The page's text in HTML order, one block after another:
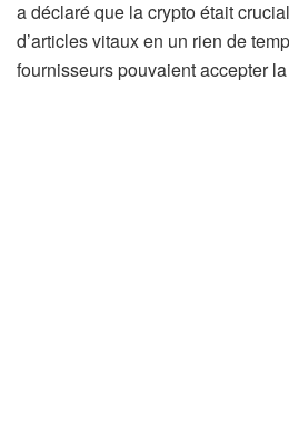
a déclaré que la crypto était
d’articles vitaux en un rien de
fournisseurs pouvaient accepter